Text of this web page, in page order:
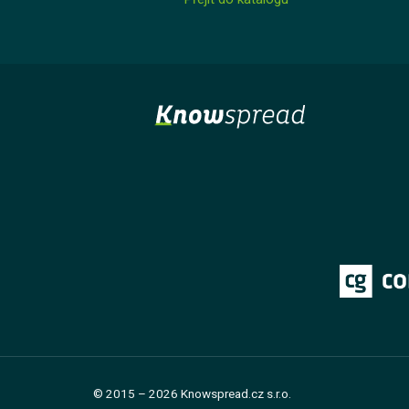
© 2015 – 2026 Knowspread.cz s.r.o.